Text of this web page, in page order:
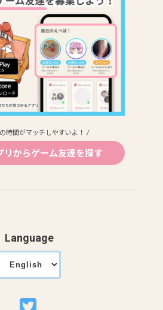
時間がマッチしやすいよ！ /
リからゲーム友達を探す
Language